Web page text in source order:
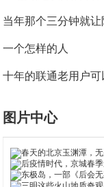
当年那个三分钟就
一个怎样的人
十年的联通老用户
图片中心